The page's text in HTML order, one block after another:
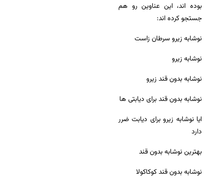
بوده اند، این عناوین رو هم
جستجو کرده اند:
نوشابه زیرو سرطان زاست
نوشابه زیرو
نوشابه بدون قند زیرو
نوشابه بدون قند برای دیابتی ها
ایا نوشابه زیرو برای دیابت ضرر
دارد
بهترین نوشابه بدون قند
نوشابه بدون قند کوکاکولا